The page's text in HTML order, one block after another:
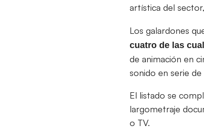
artística del
Los galardones
cuatro de las
de animación en
sonido en serie
El listado se
largometraje
o TV.